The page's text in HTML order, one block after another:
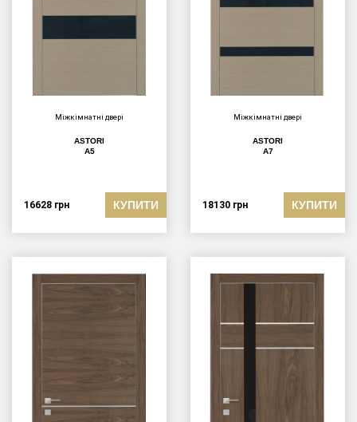
Міжкімнатні двері
ASTORI
A5
16628 грн КУПИТИ
Міжкімнатні двері
ASTORI
A7
18130 грн КУПИТИ